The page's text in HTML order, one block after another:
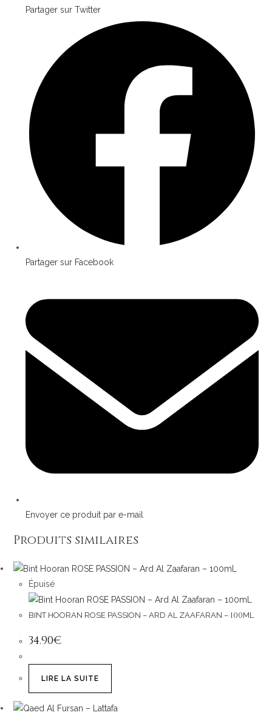
Partager sur Twitter
window
Partager sur Facebook
a
new
window
Envoyer ce produit par e-mail
Produits similaires
Épuisé
BINT HOORAN ROSE PASSION – ARD AL ZAAFARAN – 100ML
34.90€
LIRE LA SUITE